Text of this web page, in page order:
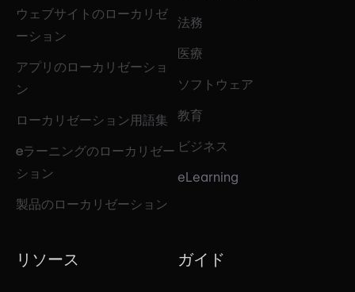
ウェブサイトのローカリゼ
ーション
アプリのローカリゼーショ
ン
ローカリゼーション用語集
eラーニングのローカリゼー
ション
製品のローカリゼーション
法務
医療
ソフトウェア
教育
ビジネス
eLearning
リソース ガイド